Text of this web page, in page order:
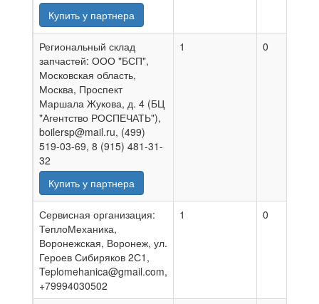
Купить у партнера
Региональный склад
запчастей: ООО "БСП",
Московская область,
Москва, Проспект
Маршала Жукова, д. 4 (БЦ
"Агентство РОСПЕЧАТЬ"),
boilersp@mail.ru, (499)
519-03-69, 8 (915) 481-31-
32
Купить у партнера
1 0
Сервисная организация:
ТеплоМеханика,
Воронежская, Воронеж, ул.
Героев Сибиряков 2С1,
Teplomehanica@gmail.com,
+79994030502
1 0